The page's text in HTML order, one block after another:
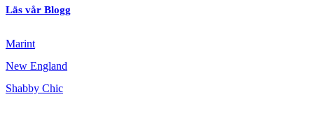
Läs vår Blogg
Marint
New England
Shabby Chic